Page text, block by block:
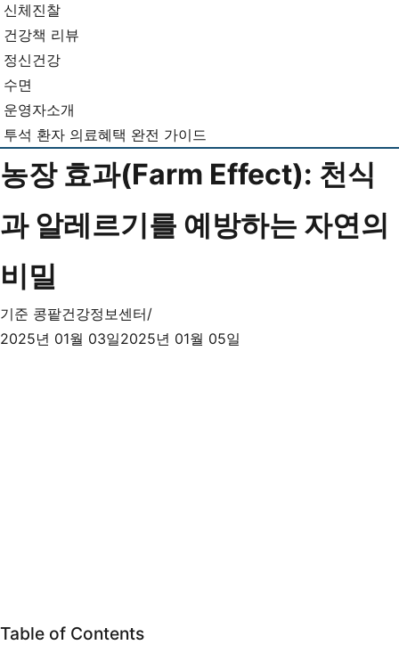
신체진찰
건강책 리뷰
정신건강
수면
운영자소개
투석 환자 의료혜택 완전 가이드
농장 효과(Farm Effect): 천식
과 알레르기를 예방하는 자연의
비밀
기준 콩팥건강정보센터
2025년 01월 03일2025년 01월 05일
Table of Contents